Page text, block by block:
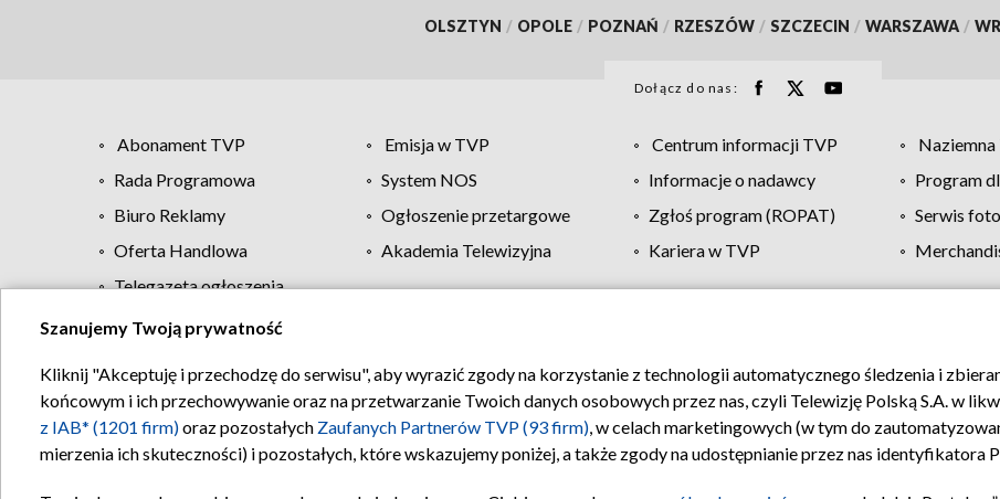
OLSZTYN / OPOLE / POZNAŃ / RZESZÓW / SZCZECIN / WARSZAWA /
Dołącz do nas:
Abonament TVP Emisja w TVP Centrum informacji TVP
Rada Programowa
System NOS Informacje o nadawcy
Program
Biuro Reklamy
Ogłoszenie przetargowe Zgłoś program (ROPAT)
Serwis
Oferta Handlowa
Akademia Telewizyjna Kariera w TVP
Telegazeta ogłoszenia
Regulamin TVP Polityka prywatności Moje zgody Pomoc Biuro
Szanujemy Twoją prywatność
Kliknij "Akceptuję i przechodzę do serwisu", aby wyrazić zgody na korzystanie z technologii automatycznego śledzenia i
końcowym i ich przechowywanie oraz na przetwarzanie Twoich danych osobowych przez nas, czyli Telewizję Polską S.A. w
z IAB* (1201 firm)oraz pozostałych Zaufanych Partnerów TVP (93 firm), w celach marketingowych (w tym do
mierzenia ich skuteczności) i pozostałych, które wskazujemy poniżej, a także zgody na udostępnianie przez nas identyfikatora